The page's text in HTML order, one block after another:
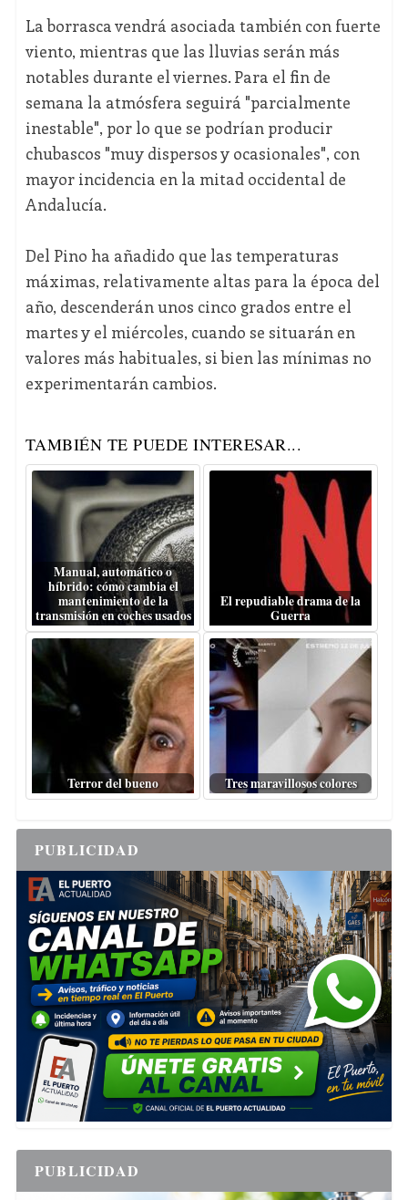
La borrasca vendrá asociada también con fuerte
viento, mientras que las lluvias serán más
notables durante el viernes. Para el fin de
semana la atmósfera seguirá "parcialmente
inestable", por lo que se podrían producir
chubascos "muy dispersos y ocasionales", con
mayor incidencia en la mitad occidental de
Andalucía.
Del Pino ha añadido que las temperaturas
máximas, relativamente altas para la época del
año, descenderán unos cinco grados entre el
martes y el miércoles, cuando se situarán en
valores más habituales, si bien las mínimas no
experimentarán cambios.
TAMBIÉN TE PUEDE INTERESAR...
Manual, automático o
híbrido: cómo cambia el
mantenimiento de la
transmisión en coches usados
El repudiable drama de la
Guerra
Terror del bueno Tres maravillosos colores
PUBLICIDAD
PUBLICIDAD